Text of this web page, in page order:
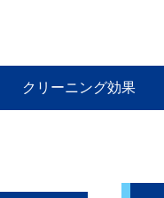
クリーニング効果